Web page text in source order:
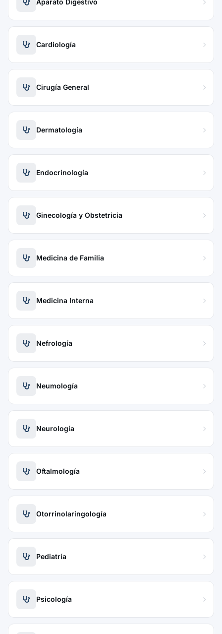
Aparato Digestivo
Cardiología
Cirugía General
Dermatología
Endocrinología
Ginecología y Obstetricia
Medicina de Familia
Medicina Interna
Nefrología
Neumología
Neurología
Oftalmología
Otorrinolaringología
Pediatría
Psicología